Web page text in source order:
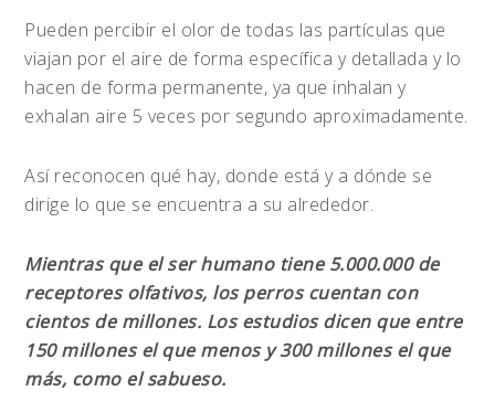
Pueden percibir el olor de todas las partículas que
viajan por el aire de forma específica y detallada y lo
hacen de forma permanente, ya que inhalan y
exhalan aire 5 veces por segundo aproximadamente.
Así reconocen qué hay, donde está y a dónde se
dirige lo que se encuentra a su alrededor.
Mientras que el ser humano tiene 5.000.000 de
receptores olfativos, los perros cuentan con
cientos de millones. Los estudios dicen que entre
150 millones el que menos y 300 millones el que
más, como el sabueso.